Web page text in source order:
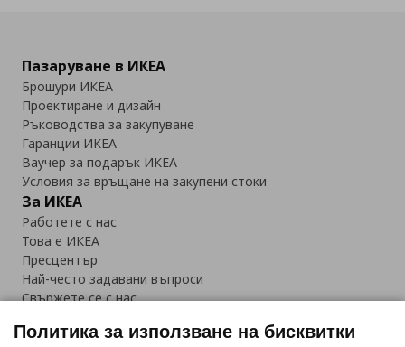
Пазаруване в ИКЕА
Брошури ИКЕА
Проектиране и дизайн
Ръководства за закупуване
Гаранции ИКЕА
Ваучер за подарък ИКЕА
Условия за връщане на закупени стоки
За ИКЕА
Работете с нас
Това е ИКЕА
Пресцентър
Най-често задавани въпроси
Свържете се с нас
Политика за използване на бисквитки